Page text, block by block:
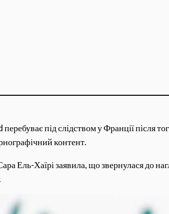
під слідством у Франції після
контент.
Ель-Хаїрі заявила, що звернулася до